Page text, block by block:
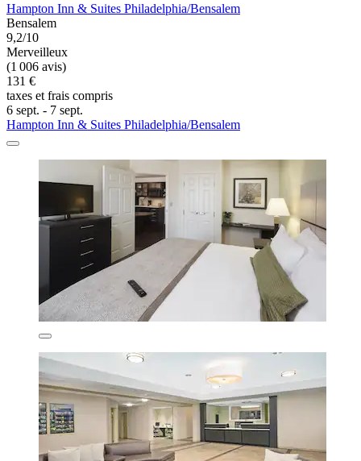
Hampton Inn & Suites Philadelphia/Bensalem
Bensalem
9,2/10
Merveilleux
(1 006 avis)
131 €
taxes et frais compris
6 sept. - 7 sept.
Hampton Inn & Suites Philadelphia/Bensalem